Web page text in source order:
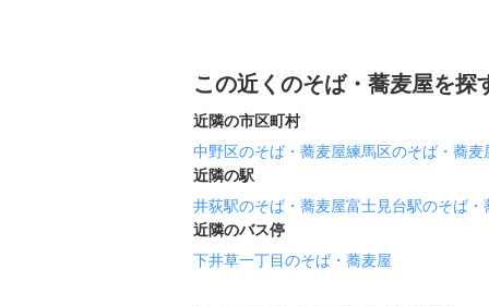
この近くのそば・蕎麦屋を探
近隣の市区町村
中野区のそば・蕎麦屋練馬区のそば・蕎麦
近隣の駅
井荻駅のそば・蕎麦屋富士見台駅のそば・
近隣のバス停
下井草一丁目のそば・蕎麦屋